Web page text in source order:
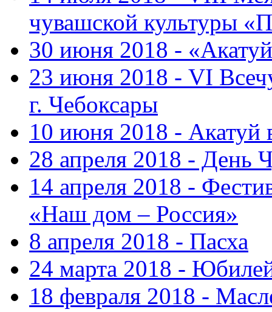
чувашской культуры
30 июня 2018 -
23 июня 2018 - VI
г. Чебоксары
10 июня 2018 - Акатуй
28 апреля 2018 - День
14 апреля 2018 -
«Наш дом – Россия»
8 апреля 2018 - Пасха
24 марта 2018 -
18 февраля 2018 -